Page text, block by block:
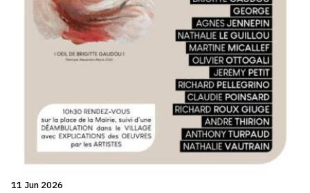
11 Jun 2026